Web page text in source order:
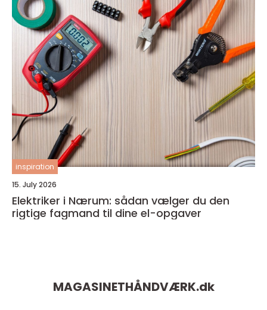
inspiration
15. July 2026
Elektriker i Nærum: sådan vælger du den
rigtige fagmand til dine el-opgaver
MAGASINETHÅNDVÆRK.dk